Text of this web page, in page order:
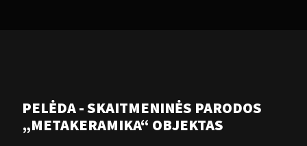
PELĖDA - SKAITMENINĖS PARODOS
„METAKERAMIKA“ OBJEKTAS